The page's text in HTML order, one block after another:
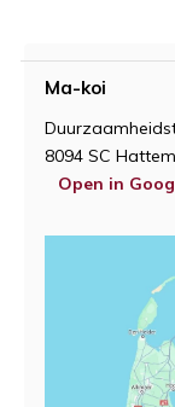
Ma-koi
8094 SC
Open in